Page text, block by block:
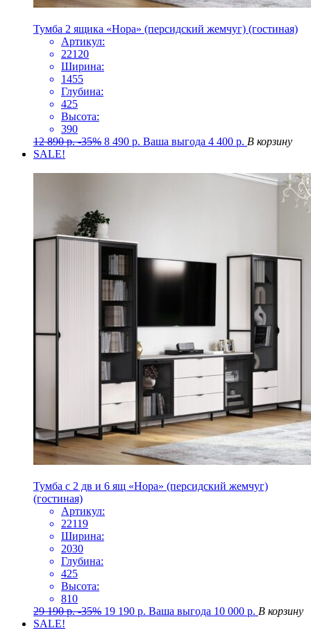
Тумба 2 ящика «Нора» (персидский жемчуг) (гостиная)
Артикул:
22120
Ширина:
1455
Глубина:
425
Высота:
390
12 890р. -35% 8 490 р. Ваша выгода 4 400 р. В корзину
SALE!
Тумба с 2 дв и 6 ящ «Нора» (персидский жемчуг)
(гостиная)
Артикул:
22119
Ширина:
2030
Глубина:
425
Высота:
810
29 190р. -35% 19 190 р. Ваша выгода 10 000 р. В корзину
SALE!